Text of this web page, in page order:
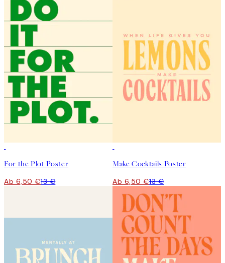
For the Plot Poster
Ab 6,50 €13 €
Make Cocktails Poster
Ab 6,50 €13 €